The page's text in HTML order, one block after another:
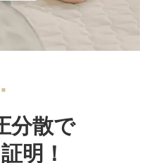
分散で
明！